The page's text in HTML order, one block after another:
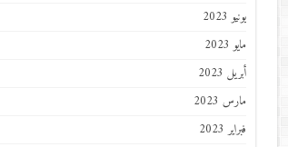
يونيو 2023
مايو 2023
أبريل 2023
مارس 2023
فبراير 2023